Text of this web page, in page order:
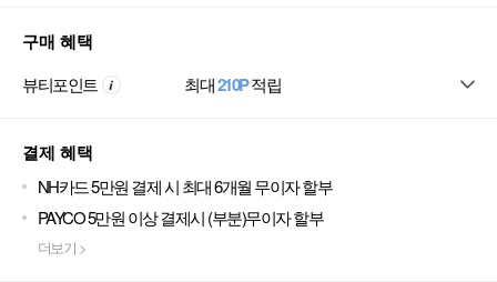
구매 혜택
뷰티포인트 최대210P적립
결제 혜택
NH카드 5만원 결제 시 최대 6개월 무이자 할부
PAYCO 5만원 이상 결제시 (부분)무이자 할부
더보기 >